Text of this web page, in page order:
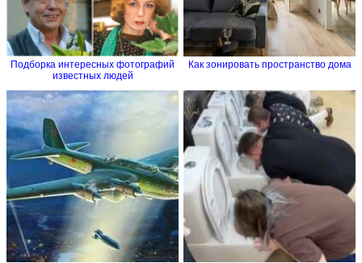
Подборка интересных фотографий
известных людей
Как зонировать пространство дома